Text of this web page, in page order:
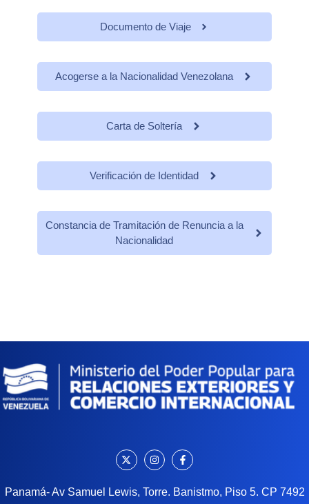
Documento de Viaje
Acogerse a la Nacionalidad Venezolana
Carta de Soltería
Verificación de Identidad
Constancia de Tramitación de Renuncia a la
Nacionalidad
Panamá- Av Samuel Lewis, Torre. Banistmo, Piso 5. CP 7492